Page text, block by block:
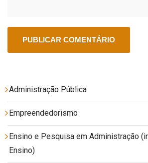
Administração Pública
Empreendedorismo
Ensino e Pesquisa em Administração
Ensino)